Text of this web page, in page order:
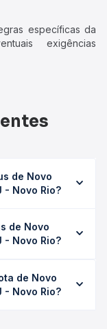
específicas da
exigências
de Novo
- Novo Rio?
50min, podendo
(convencional,
de Novo
- Novo Rio?
média R$
a empresa, o
de Novo
- Novo Rio?